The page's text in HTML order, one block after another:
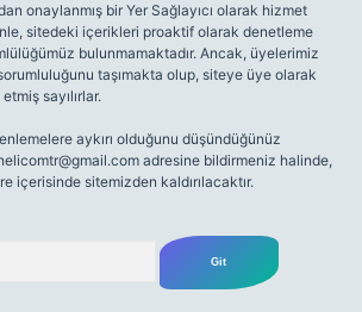
onaylanmış bir Yer Sağlayıcı olarak hizmet
sitedeki içerikleri proaktif olarak denetleme
bulunmamaktadır. Ancak, üyelerimiz
taşımakta olup, siteye üye olarak
sayılırlar.
aykırı olduğunu düşündüğünüz
adresine bildirmeniz halinde,
içerisinde sitemizden kaldırılacaktır.